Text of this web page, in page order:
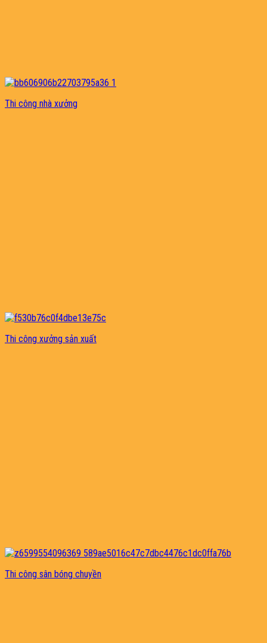
Thi công nhà xưởng
Thi công xưởng sản xuất
Thi công sân bóng chuyền